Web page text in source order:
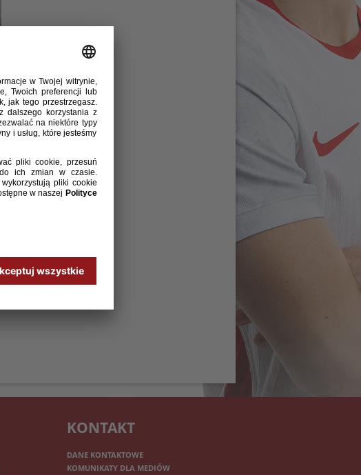
KONTAKT
DANE KONTAKTOWE
KOMUNIKATY DLA MEDIÓW